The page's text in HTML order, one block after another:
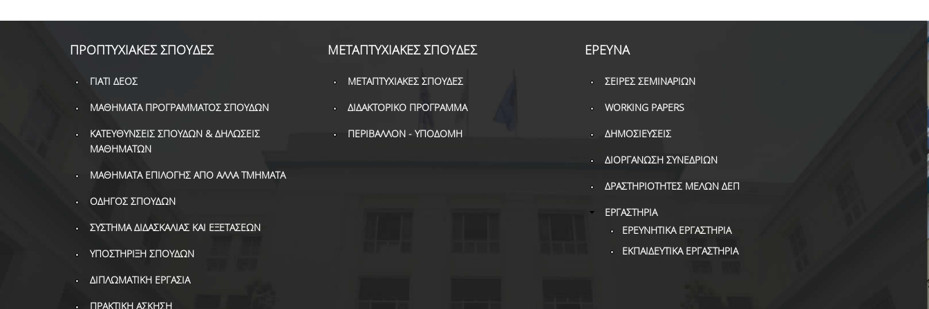
ΠΡΟΠΤΥΧΙΑΚΕΣ ΣΠΟΥΔΕΣ
ΓΙΑΤΙ ΔΕΟΣ
ΜΑΘΗΜΑΤΑ ΠΡΟΓΡΑΜΜΑΤΟΣ ΣΠΟΥΔΩΝ
ΚΑΤΕΥΘΥΝΣΕΙΣ ΣΠΟΥΔΩΝ & ΔΗΛΩΣΕΙΣ
ΜΑΘΗΜΑΤΩΝ
ΜΑΘΗΜΑΤΑ ΕΠΙΛΟΓΗΣ ΑΠΟ ΑΛΛΑ ΤΜΗΜΑΤΑ
ΟΔΗΓΟΣ ΣΠΟΥΔΩΝ
ΣΥΣΤΗΜΑ ΔΙΔΑΣΚΑΛΙΑΣ ΚΑΙ ΕΞΕΤΑΣΕΩΝ
ΥΠΟΣΤΗΡΙΞΗ ΣΠΟΥΔΩΝ
ΔΙΠΛΩΜΑΤΙΚΗ ΕΡΓΑΣΙΑ
ΠΡΑΚΤΙΚΗ ΑΣΚΗΣΗ
ΜΕΤΑΠΤΥΧΙΑΚΕΣ ΣΠΟΥΔΕΣ
ΜΕΤΑΠΤΥΧΙΑΚΕΣ ΣΠΟΥΔΕΣ
ΔΙΔΑΚΤΟΡΙΚΟ ΠΡΟΓΡΑΜΜΑ
ΠΕΡΙΒΑΛΛΟΝ - ΥΠΟΔΟΜΗ
ΕΡΕΥΝΑ
ΣΕΙΡΕΣ ΣΕΜΙΝΑΡΙΩΝ
WORKING PAPERS
ΔΗΜΟΣΙΕΥΣΕΙΣ
ΔΙΟΡΓΑΝΩΣΗ ΣΥΝΕΔΡΙΩΝ
ΔΡΑΣΤΗΡΙΟΤΗΤΕΣ ΜΕΛΩΝ ΔΕΠ
ΕΡΓΑΣΤΗΡΙΑ
ΕΡΕΥΝΗΤΙΚΑ ΕΡΓΑΣΤΗΡΙΑ
ΕΚΠΑΙΔΕΥΤΙΚΑ ΕΡΓΑΣΤΗΡΙΑ